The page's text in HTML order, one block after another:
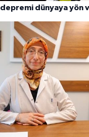
depremi dünyaya yön